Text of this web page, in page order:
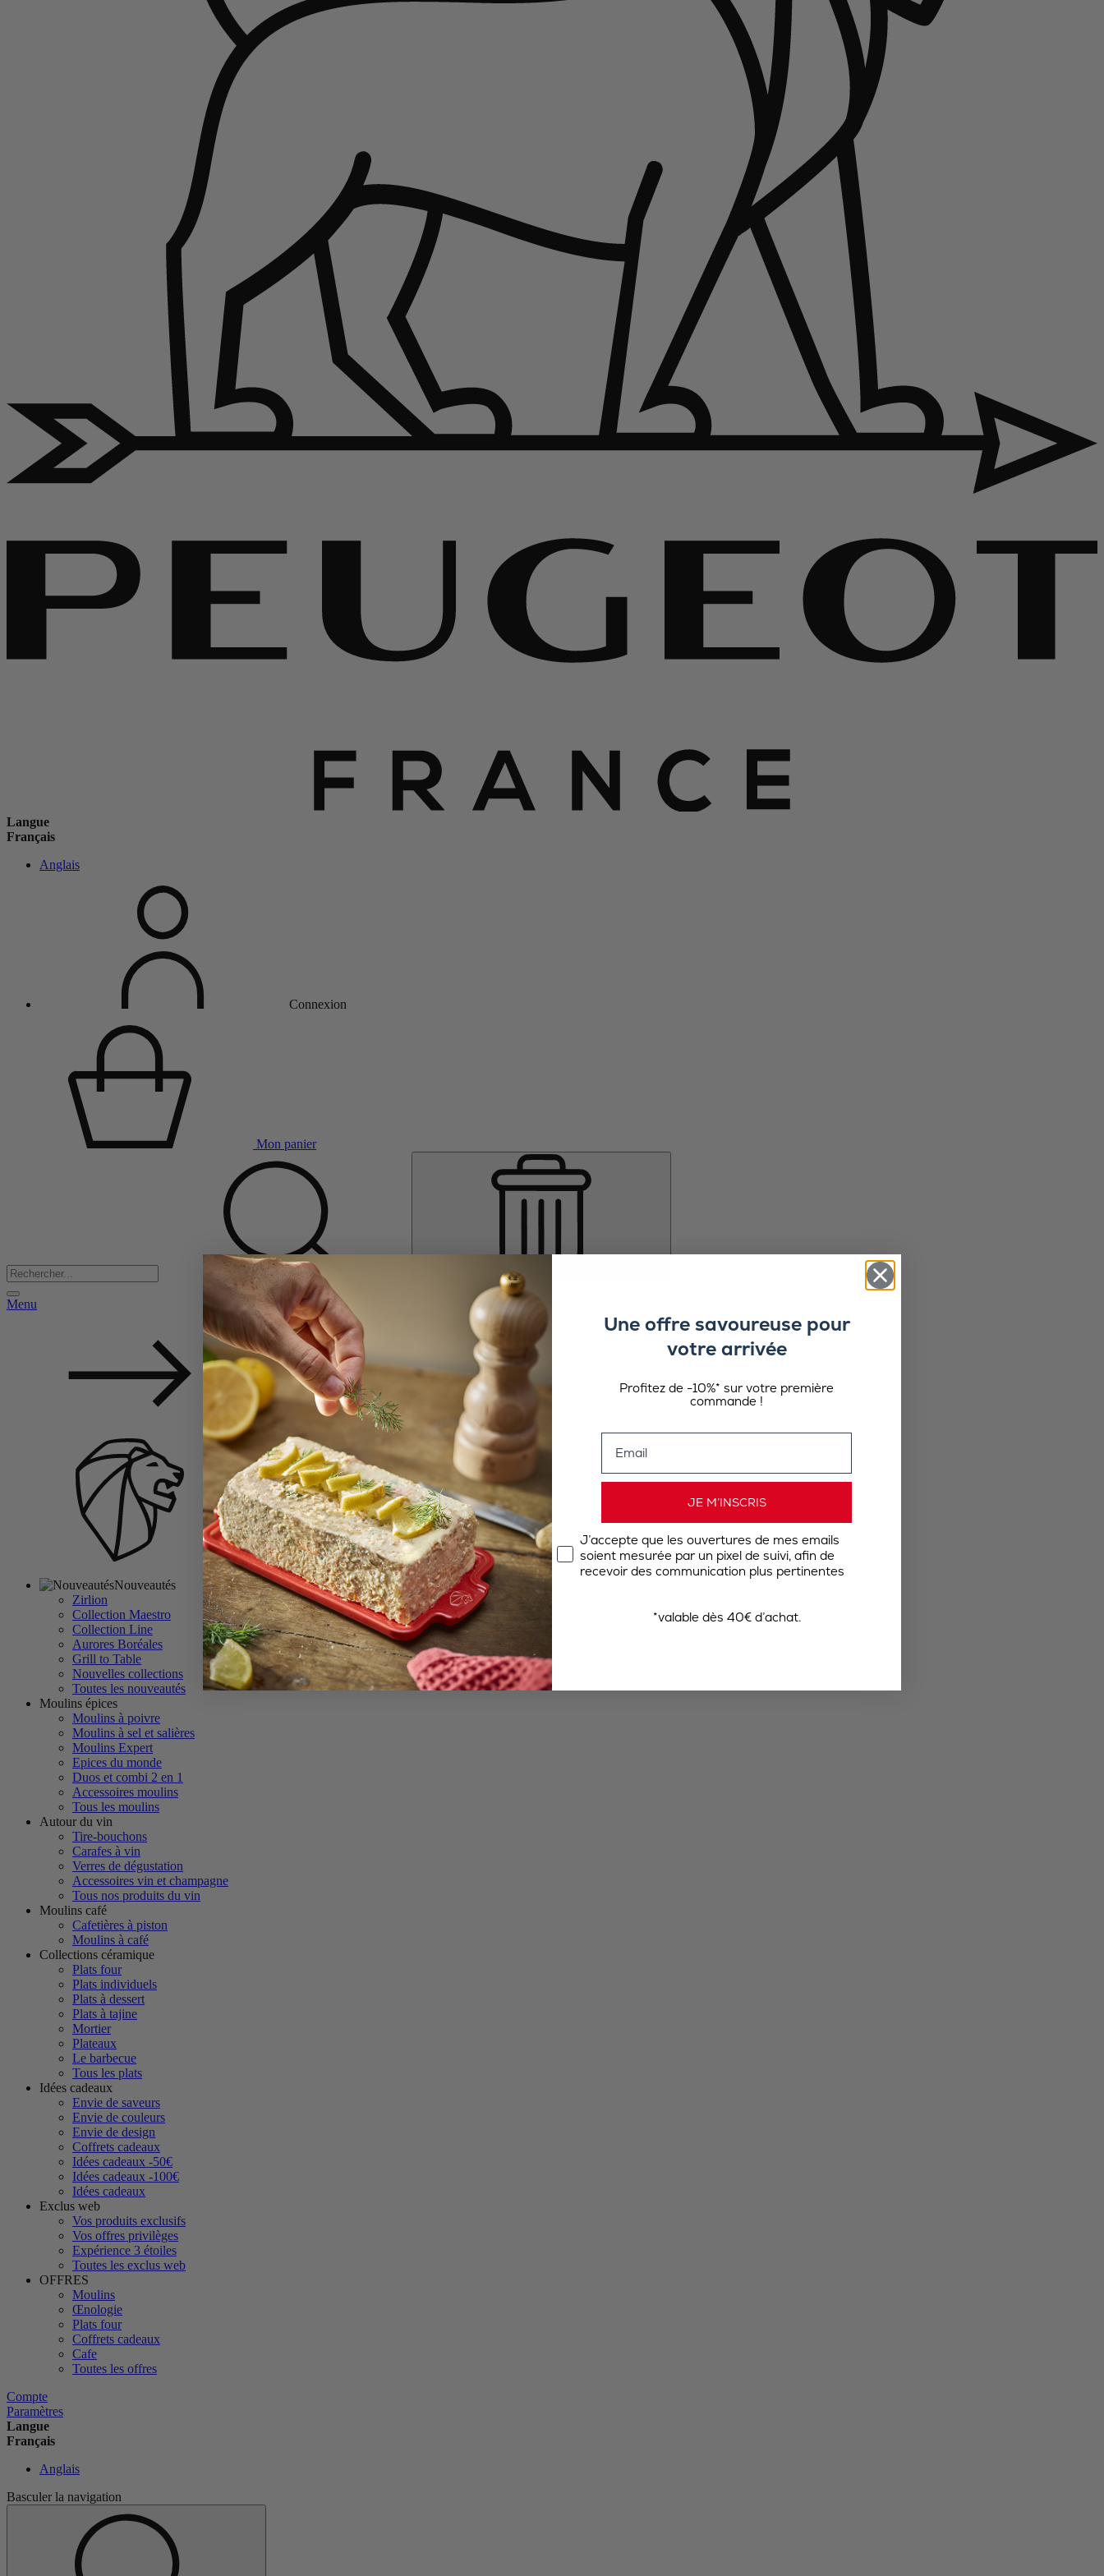
Langue
Français
Anglais
Connexion
Mon panier
Menu
Nouveautés
Zirlion
Collection Maestro
Collection Line
Aurores Boréales
Grill to Table
Nouvelles collections
Toutes les nouveautés
Moulins épices
Moulins à poivre
Moulins à sel et salières
Moulins Expert
Epices du monde
Duos et combi 2 en 1
Accessoires moulins
Tous les moulins
Autour du vin
Tire-bouchons
Carafes à vin
Verres de dégustation
Accessoires vin et champagne
Tous nos produits du vin
Moulins café
Cafetières à piston
Moulins à café
Collections céramique
Plats four
Plats individuels
Plats à dessert
Plats à tajine
Mortier
Plateaux
Le barbecue
Tous les plats
Idées cadeaux
Envie de saveurs
Envie de couleurs
Envie de design
Coffrets cadeaux
Idées cadeaux -50€
Idées cadeaux -100€
Idées cadeaux
Exclus web
Vos produits exclusifs
Vos offres privilèges
Expérience 3 étoiles
Toutes les exclus web
OFFRES
Moulins
Œnologie
Plats four
Coffrets cadeaux
Cafe
Toutes les offres
Compte
Paramètres
Langue
Français
Anglais
Basculer la navigation
Une offre savoureuse pour
votre arrivée
Profitez de -10%* sur votre première
commande !
JE M’INSCRIS
J’accepte que les ouvertures de mes emails
soient mesurée par un pixel de suivi, afin de
recevoir des communication plus pertinentes
*valable dès 40€ d’achat.